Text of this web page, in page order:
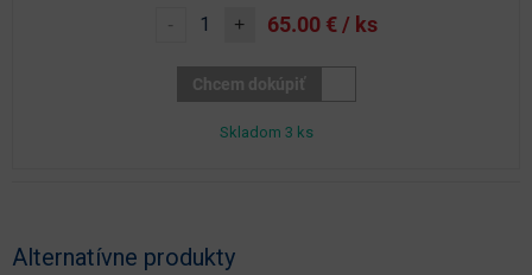
- + 65.00€ / ks
Chcem dokúpiť
Skladom 3 ks
Alternatívne produkty